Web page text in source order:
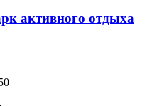
активного отдыха